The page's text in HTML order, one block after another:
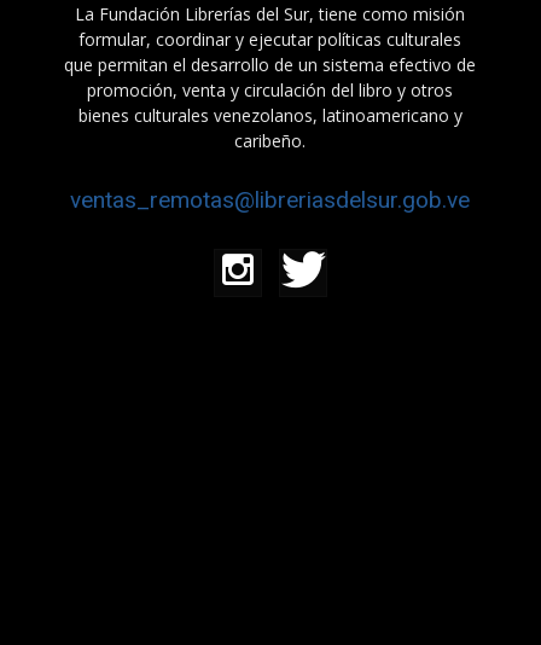
La Fundación Librerías del Sur, tiene como misión
formular, coordinar y ejecutar políticas culturales
que permitan el desarrollo de un sistema efectivo de
promoción, venta y circulación del libro y otros
bienes culturales venezolanos, latinoamericano y
caribeño.
ventas_remotas@libreriasdelsur.gob.ve